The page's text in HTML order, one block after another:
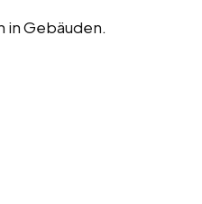
in Gebäuden.